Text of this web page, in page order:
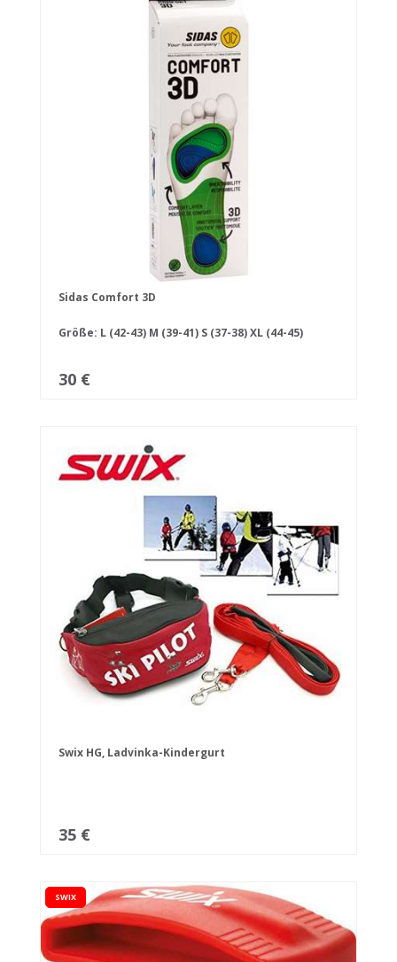
Sidas Comfort 3D
Größe: L (42-43) M (39-41) S (37-38)XL (44-45)
30 €
Swix HG, Ladvinka-Kindergurt
35 €
SWIX